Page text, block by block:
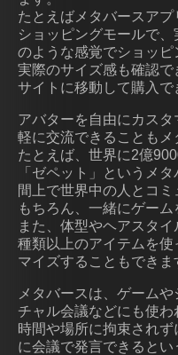
たとえばメタバースア
ショッピングモールで
のような感覚でショッピ
実際のサイズ感も確認
サイトに移動して購入で
アバターを自由にカス
軽に交流できることもメ
たとえば、世界に2億
「ゼペット」というメ
間上で世界中の人とコミ
もちろん、一緒にゲーム
また、体型やヘアスタ
種類以上のアイテムを
マイズすることもできま
メタバースは、ゲーム
チャル会議などにも使わ
時間や場所に拘束され
に会議で発言できるとい